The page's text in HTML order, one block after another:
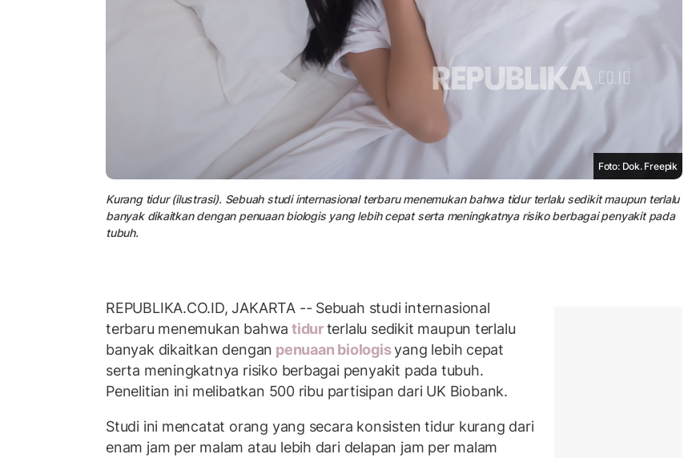
Foto: Dok. Freepik
Kurang tidur (ilustrasi). Sebuah studi internasional terbaru menemukan bahwa tidur terlalu sedikit maupun terlalu
banyak dikaitkan dengan penuaan biologis yang lebih cepat serta meningkatnya risiko berbagai penyakit pada
tubuh.
REPUBLIKA.CO.ID, JAKARTA -- Sebuah studi internasional
terbaru menemukan bahwa tidurterlalu sedikit maupun terlalu
banyak dikaitkan dengan penuaan biologisyang lebih cepat
serta meningkatnya risiko berbagai penyakit pada tubuh.
Penelitian ini melibatkan 500 ribu partisipan dari UK Biobank.
Studi ini mencatat orang yang secara konsisten tidur kurang dari
enam jam per malam atau lebih dari delapan jam per malam